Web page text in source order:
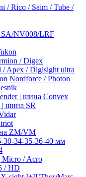
/ Rico / Saim / Tube /
SA/NV008/LRF
/ Digex
/ Apex / Digisight ultra
Nordforce / Photon
| шина Convex
| шина SR
ZM/VM
30-34-35-36-40 мм
Micro / Acro
/ HD